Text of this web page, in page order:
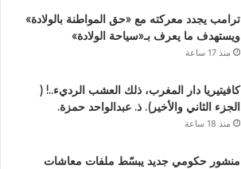
ترامب يجدد معركته مع «حق المواطنة بالولادة»
ويستهدف ما يعرف بـ«سياحة الولادة»
منذ 17 ساعة
كافيتيريا دار المغرب، ذلك العشب الرديء..! (
الجزء الثاني والأخير). ذ. عبدالواحد حمزة.
منذ 18 ساعة
منشور حكومي جديد يبسّط ملفات معاشات